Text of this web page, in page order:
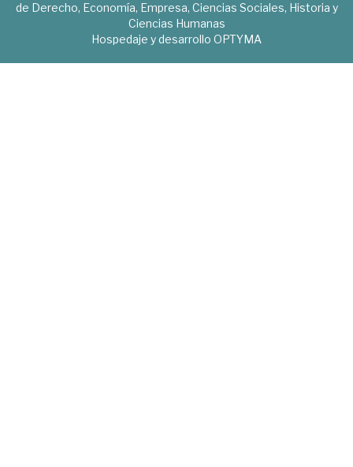
de Derecho, Economía, Empresa, Ciencias Sociales, Historia y
Ciencias Humanas
Hospedaje y desarrollo OPTYMA